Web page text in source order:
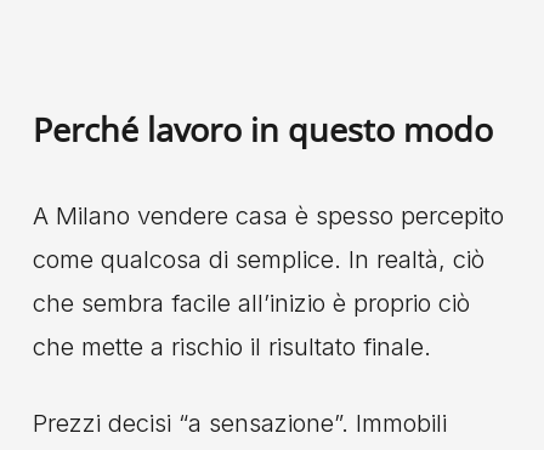
Perché lavoro in questo modo
A Milano vendere casa è spesso percepito
come qualcosa di semplice. In realtà, ciò
che sembra facile all’inizio è proprio ciò
che mette a rischio il risultato finale.
Prezzi decisi “a sensazione”. Immobili